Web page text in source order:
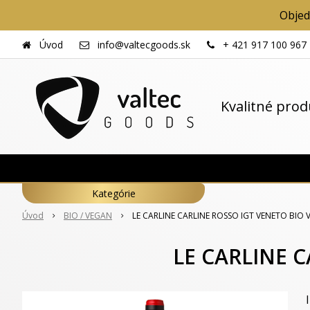
Kvalitné
Úvod info@valtecgoods.sk + 421 917 100 967
Úvod BIO / VEGAN LE CARLINE CARLINE ROSSO IGT VENETO BIO
LE CARLINE
Kategórie